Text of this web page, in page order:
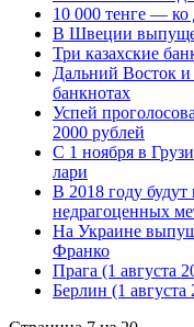
10 000 тенге — ко
В Швеции
Три казахские
Дальний Восток и
банкнотах
Успей
2000 рублей
С 1 ноября в
лари
В 2018 году
недрагоценных
На Украине
Франко
Прага (1 августа
Берлин (1 августа